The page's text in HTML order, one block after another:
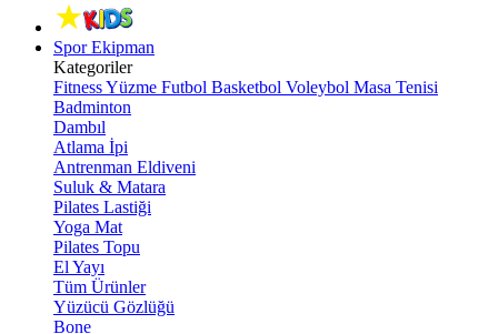
Spor Ekipman
Kategoriler
FitnessYüzme Futbol Basketbol Voleybol Masa Tenisi
Badminton
Dambıl
Atlama İpi
Antrenman Eldiveni
Suluk & Matara
Pilates Lastiği
Yoga Mat
Pilates Topu
El Yayı
Tüm Ürünler
Yüzücü Gözlüğü
Bone